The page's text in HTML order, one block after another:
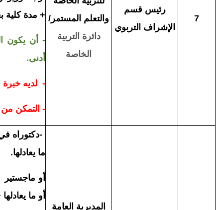
7
رئيس قسم
الإشراف التربوي
والتعلم المستمر/
دائرة التربية
الخاصة
+ مدة كلية بعد
- أن يكون
أدنى.
- لديه
- التمكن من
المديرية العامة
-دكتوراه
ما يعادلها.
أو
أو ما